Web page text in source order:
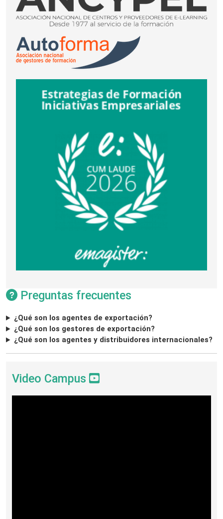
Preguntas frecuentes
¿Qué son los agentes de exportación?
¿Qué son los gestores de exportación?
¿Qué son los agentes y distribuidores internacionales?
Video Campus